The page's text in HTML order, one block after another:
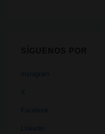
Instagram
X
Facebook
Linkedin